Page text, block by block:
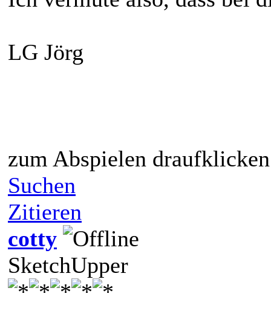
LG Jörg
zum Abspielen
Suchen
Zitieren
cotty
SketchUpper